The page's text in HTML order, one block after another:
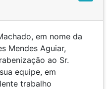
em nome da
Mendes Aguiar,
ao Sr.
equipe, em
trabalho